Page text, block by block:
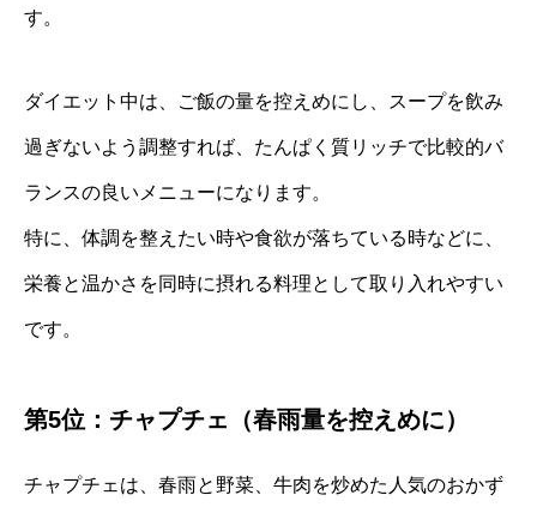
す。
ダイエット中は、ご飯の量を控えめにし、スープを飲み
過ぎないよう調整すれば、たんぱく質リッチで比較的バ
ランスの良いメニューになります。
特に、体調を整えたい時や食欲が落ちている時などに、
栄養と温かさを同時に摂れる料理として取り入れやすい
です。
第5位：チャプチェ（春雨量を控えめに）
チャプチェは、春雨と野菜、牛肉を炒めた人気のおかず